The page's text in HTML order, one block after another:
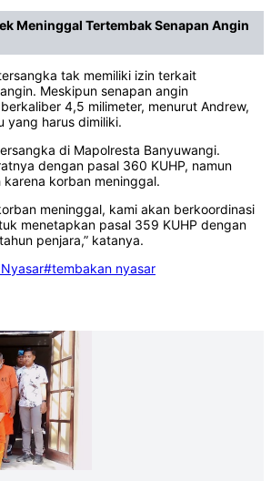
Meninggal Tertembak Senapan Angin
tak memiliki izin terkait
Meskipun senapan angin
4,5 milimeter, menurut Andrew,
yang harus dimiliki.
di Mapolresta Banyuwangi.
dengan pasal 360 KUHP, namun
korban meninggal.
meninggal, kami akan berkoordinasi
menetapkan pasal 359 KUHP dengan
penjara,” katanya.
#tembakan nyasar